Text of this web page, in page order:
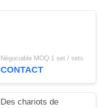
Négociable MOQ:1 set / sets
CONTACT
Des chariots de